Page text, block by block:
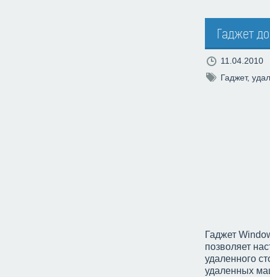
Гаджет
11.04.2010
Гаджет,
Гаджет
позволяет
удаленного
удаленных